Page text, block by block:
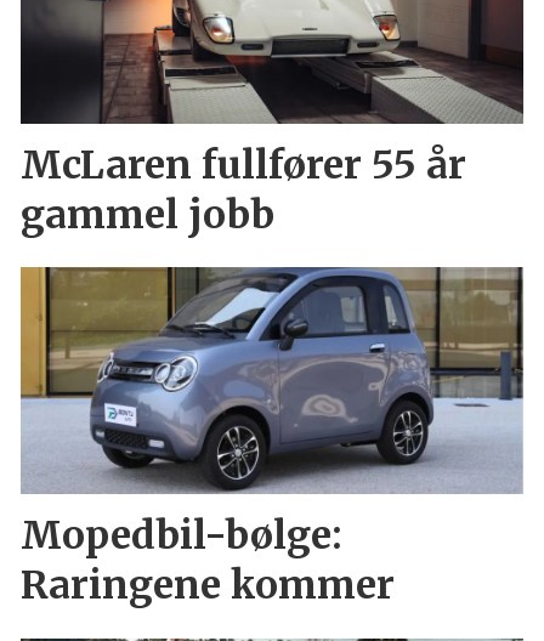
McLaren fullfører 55 år
gammel jobb
Mopedbil-bølge:
Raringene kommer